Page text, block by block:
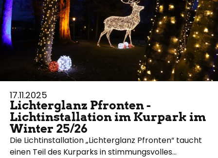
17.11.2025
Lichterglanz Pfronten -
Lichtinstallation im Kurpark im
Winter 25/26
Die Lichtinstallation „Lichterglanz Pfronten“ taucht
einen Teil des Kurparks in stimmungsvolles…